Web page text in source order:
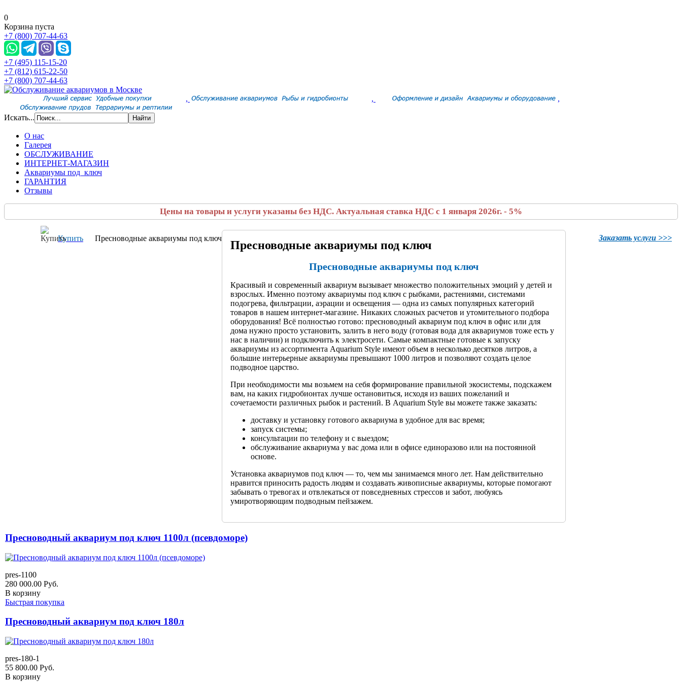
0
Корзина пуста
+7 (800) 707-44-63
+7 (495) 115-15-20
+7 (812) 615-22-50
+7 (800) 707-44-63
, , ,
Искать...
О нас
Галерея
ОБСЛУЖИВАНИЕ
ИНТЕРНЕТ-МАГАЗИН
Аквариумы под ключ
ГАРАНТИЯ
Отзывы
Цены на товары и услуги указаны без НДС. Актуальная ставка НДС с 1 января 2026г. - 5%
Купить Пресноводные аквариумы под ключ Заказать услуги >>>
Пресноводные аквариумы под ключ
Пресноводные аквариумы под ключ
Красивый и современный аквариум вызывает множество положительных эмоций у детей и
взрослых. Именно поэтому аквариумы под ключ с рыбками, растениями, системами
подогрева, фильтрации, аэрации и освещения — одна из самых популярных категорий
товаров в нашем интернет-магазине. Никаких сложных расчетов и утомительного подбора
оборудования! Всё полностью готово: пресноводный аквариум под ключ в офис или для
дома нужно просто установить, залить в него воду (готовая вода для аквариумов тоже есть у
нас в наличии) и подключить к электросети. Самые компактные готовые к запуску
аквариумы из ассортимента Aquarium Style имеют объем в несколько десятков литров, а
большие интерьерные аквариумы превышают 1000 литров и позволяют создать целое
подводное царство.
При необходимости мы возьмем на себя формирование правильной экосистемы, подскажем
вам, на каких гидробионтах лучше остановиться, исходя из ваших пожеланий и
сочетаемости различных рыбок и растений. В Aquarium Style вы можете также заказать:
доставку и установку готового аквариума в удобное для вас время;
запуск системы;
консультации по телефону и с выездом;
обслуживание аквариума у вас дома или в офисе единоразово или на постоянной
основе.
Установка аквариумов под ключ — то, чем мы занимаемся много лет. Нам действительно
нравится приносить радость людям и создавать живописные аквариумы, которые помогают
забывать о тревогах и отвлекаться от повседневных стрессов и забот, любуясь
умиротворяющим подводным пейзажем.
Пресноводный аквариум под ключ 1100л (псевдоморе)
pres-1100
280 000.00 Руб.
В корзину
Быстрая покупка
Пресноводный аквариум под ключ 180л
pres-180-1
55 800.00 Руб.
В корзину